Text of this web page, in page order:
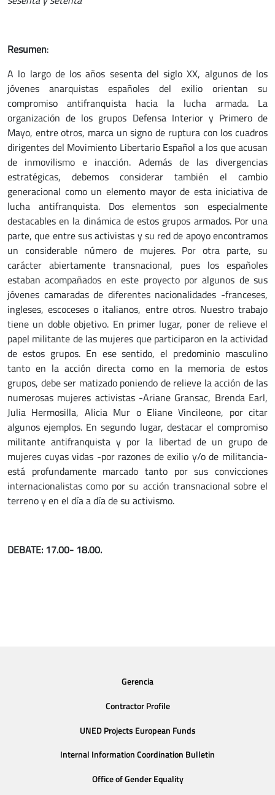
Resumen:
A lo largo de los años sesenta del siglo XX, algunos de los
jóvenes anarquistas españoles del exilio orientan su
compromiso antifranquista hacia la lucha armada. La
organización de los grupos Defensa Interior y Primero de
Mayo, entre otros, marca un signo de ruptura con los cuadros
dirigentes del Movimiento Libertario Español a los que acusan
de inmovilismo e inacción. Además de las divergencias
estratégicas, debemos considerar también el cambio
generacional como un elemento mayor de esta iniciativa de
lucha antifranquista. Dos elementos son especialmente
destacables en la dinámica de estos grupos armados. Por una
parte, que entre sus activistas y su red de apoyo encontramos
un considerable número de mujeres. Por otra parte, su
carácter abiertamente transnacional, pues los españoles
estaban acompañados en este proyecto por algunos de sus
jóvenes camaradas de diferentes nacionalidades -franceses,
ingleses, escoceses o italianos, entre otros. Nuestro trabajo
tiene un doble objetivo. En primer lugar, poner de relieve el
papel militante de las mujeres que participaron en la actividad
de estos grupos. En ese sentido, el predominio masculino
tanto en la acción directa como en la memoria de estos
grupos, debe ser matizado poniendo de relieve la acción de las
numerosas mujeres activistas -Ariane Gransac, Brenda Earl,
Julia Hermosilla, Alicia Mur o Eliane Vincileone, por citar
algunos ejemplos. En segundo lugar, destacar el compromiso
militante antifranquista y por la libertad de un grupo de
mujeres cuyas vidas -por razones de exilio y/o de militancia-
está profundamente marcado tanto por sus convicciones
internacionalistas como por su acción transnacional sobre el
terreno y en el día a día de su activismo.
DEBATE: 17.00- 18.00.
Gerencia
Contractor Profile
UNED Projects European Funds
Internal Information Coordination Bulletin
Office of Gender Equality